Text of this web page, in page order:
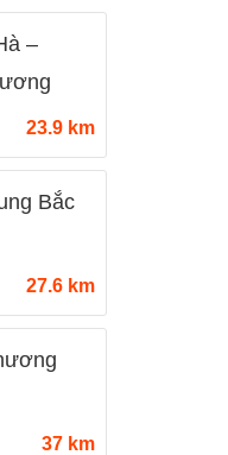
–
23.9 km
Bắc
27.6 km
37 km